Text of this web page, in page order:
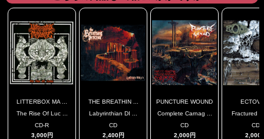
LITTERBOX MA ...
The Rise Of Luc ...
CD-R
3,000円
THE BREATHIN ...
Labyrinthian DI ...
CD
2,400円
PUNCTURE WOUND
Complete Carnag ...
CD
2,000円
Fractured
CD
2,000